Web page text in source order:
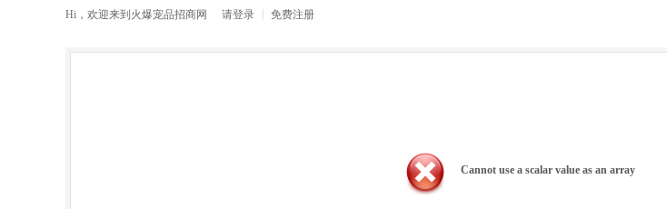
Hi，欢迎来到 火爆宠品招商网 请登录 免费注册
Cannot use a scalar value as an array